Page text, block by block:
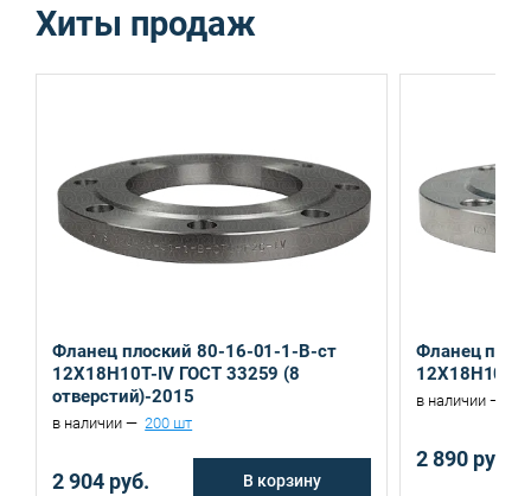
Хиты продаж
Фланец плоский 80-16-01-1-B-ст
12Х18Н10Т-IV ГОСТ 33259 (8
отверстий)-2015
в наличии — 200 шт
2 904 руб. В корзину
Фланец
12Х18Н10Т-
в наличии —
2 890 руб.